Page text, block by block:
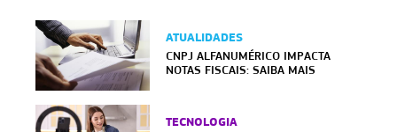
ATUALIDADES
CNPJ ALFANUMÉRICO IMPACTA
NOTAS FISCAIS: SAIBA MAIS
TECNOLOGIA